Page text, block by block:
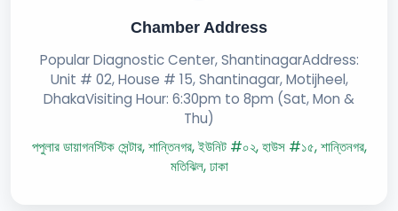
Chamber Address
Popular Diagnostic Center, ShantinagarAddress:
Unit # 02, House # 15, Shantinagar, Motijheel,
DhakaVisiting Hour: 6:30pm to 8pm (Sat, Mon &
Thu)
পপুলার ডায়াগনস্টিক সেন্টার, শান্তিনগর, ইউনিট #০২, হাউস #১৫, শান্তিনগর,
মতিঝিল, ঢাকা